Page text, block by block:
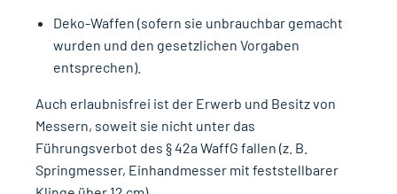
Deko-Waffen (sofern sie unbrauchbar gemacht
wurden und den gesetzlichen Vorgaben
entsprechen).
Auch erlaubnisfrei ist der Erwerb und Besitz von
Messern, soweit sie nicht unter das
Führungsverbot des § 42a WaffG fallen (z. B.
Springmesser, Einhandmesser mit feststellbarer